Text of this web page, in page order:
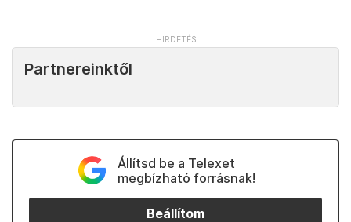
Partnereinktől
Állítsd be a Telexet
megbízható forrásnak!
Beállítom